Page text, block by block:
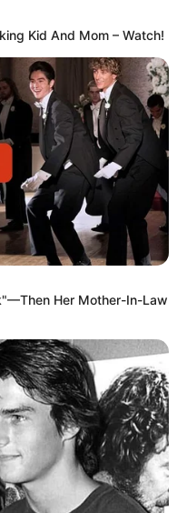
Kid And Mom – Watch!
Her Mother-In-Law